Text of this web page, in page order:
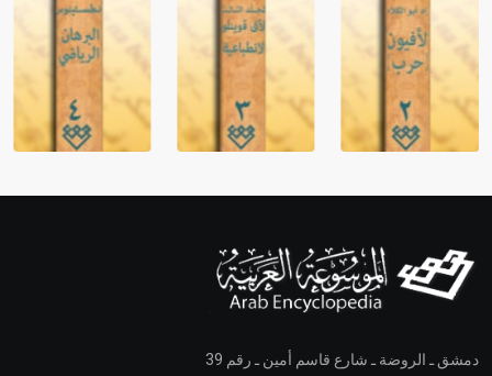
دمشق ـ الروضة ـ شارع قاسم أمين ـ رقم 39